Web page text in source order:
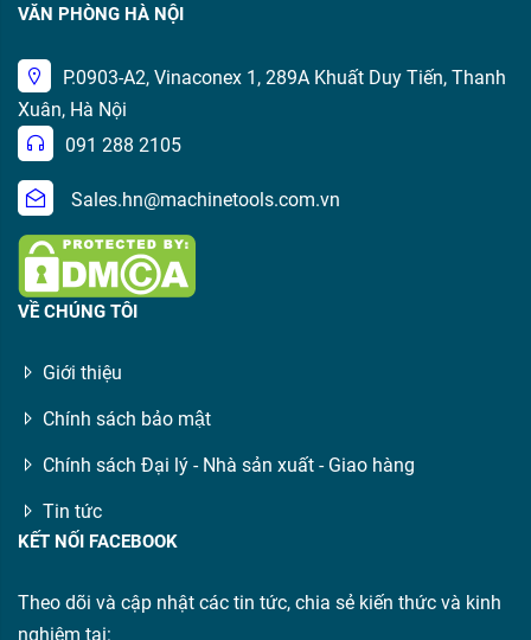
VĂN PHÒNG HÀ NỘI
P.0903-A2, Vinaconex 1, 289A Khuất Duy Tiến, Thanh
Xuân, Hà Nội
091 288 2105
Sales.hn@machinetools.com.vn
VỀ CHÚNG TÔI
Giới thiệu
Chính sách bảo mật
Chính sách Đại lý - Nhà sản xuất - Giao hàng
Tin tức
KẾT NỐI FACEBOOK
Theo dõi và cập nhật các tin tức, chia sẻ kiến thức và kinh
nghiệm tại: